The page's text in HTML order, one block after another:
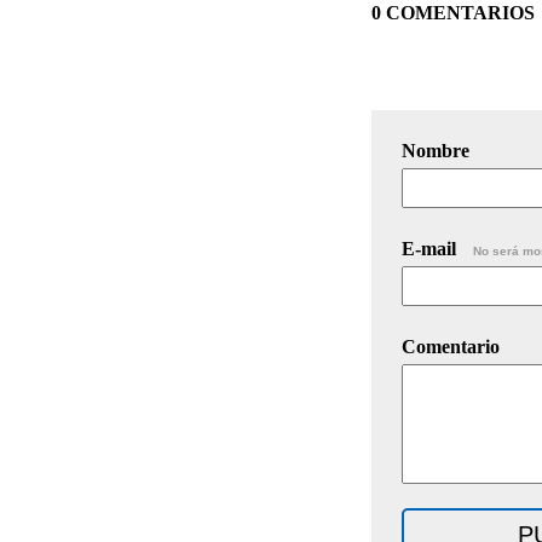
0 COMENTARIOS
Nombre
E-mail No será
Comentario